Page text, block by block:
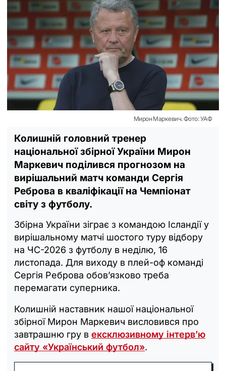
Мирон Маркевич. Фото: УАФ
Колишній головний тренер
національної збірної України Мирон
Маркевич поділився прогнозом на
вирішальний матч команди Сергія
Реброва в кваліфікації на Чемпіонат
світу з футболу.
Збірна України зіграє з командою Ісландії у
вирішальному матчі шостого туру відбору
на ЧС-2026 з футболу в неділю, 16
листопада. Для виходу в плей-оф команді
Сергія Реброва обов’язково треба
перемагати суперника.
Колишній наставник нашої національної
збірної Мирон Маркевич висловився про
завтрашню гру в ексклюзивному інтерв’ю
сайту «Український футбол».